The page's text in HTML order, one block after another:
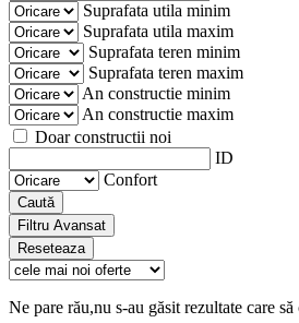
Suprafata utila minim
Suprafata utila maxim
Suprafata teren minim
Suprafata teren maxim
An constructie minim
An constructie maxim
Doar constructii noi
ID
Confort
Caută
Filtru Avansat
Reseteaza
Ne pare rău,nu s-au găsit rezultate care